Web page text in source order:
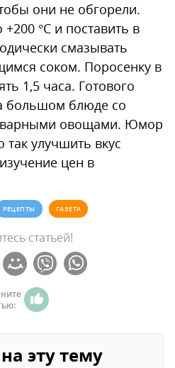
они не обгорели.
°С и поставить в
смазывать
соком. Поросенку в
1,5 часа. Готового
большом блюде со
овощами. Юмор
улучшить вкус
цен в
РЕЦЕПТЫ ГАЗЕТА
статьей!
эту тему